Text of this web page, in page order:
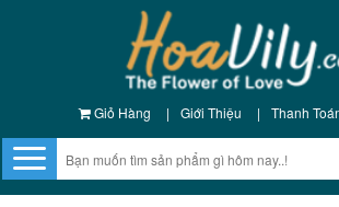
Giỏ Hàng | Giới Thiệu | Thanh